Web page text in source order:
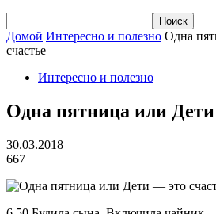
Домой Интересно и полезно Одна
счастье
Интересно и полезно
Одна пятница или
30.03.2018
667